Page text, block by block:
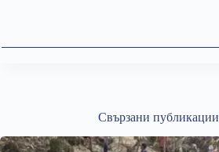
Свързани публикации